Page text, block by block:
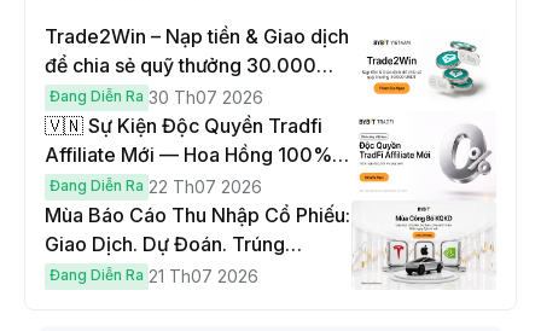
Trade2Win – Nạp tiền & Giao dịch
để chia sẻ quỹ thưởng 30.000
USDT
Đang Diễn Ra 30 Th07 2026
🇻🇳 Sự Kiện Độc Quyền Tradfi
Affiliate Mới — Hoa Hồng 100% &
Hoàn Phí Qua Đêm
Đang Diễn Ra 22 Th07 2026
Mùa Báo Cáo Thu Nhập Cổ Phiếu:
Giao Dịch. Dự Đoán. Trúng
Cybertruck!
Đang Diễn Ra 21 Th07 2026